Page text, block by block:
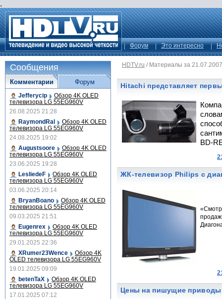
.
Форум Это интересно
HDTV.ru / Материалы за 21.07.2007
Hitachi представляет
BD-
ЖК-телевизор Philips с
Цены на пишущие приводы
Сообщения
Комментарии
Jefferycip Обзор 4K OLED
телевизора LG 55EG960V
26.08.2025 21:28
RaymondRal
Обзор 4K OLED
телевизора LG 55EG960V
24.08.2025 19:02
Augustsoore
Обзор 4K OLED
телевизора LG 55EG960V
23.06.2025 19:28
LesliedeF
Обзор 4K OLED
телевизора LG 55EG960V
03.06.2025 20:14
BryanBoano
Обзор 4K OLED
телевизора LG 55EG960V
09.03.2025 21:51
Eugenrex
Обзор 4K OLED
телевизора LG 55EG960V
29.01.2025 22:36
XRumer23Wence
Обзор 4K
OLED телевизора LG 55EG960V
19.01.2025 09:09
betenTaX
Обзор 4K OLED
телевизора LG 55EG960V
17.01.2025 07:12
Форум